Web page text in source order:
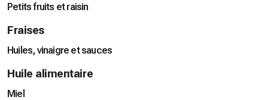
Petits fruits et raisin
Fraises
Huiles, vinaigre et sauces
Huile alimentaire
Miel